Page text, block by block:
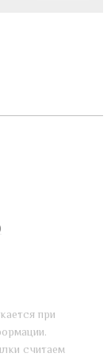
при
считаем